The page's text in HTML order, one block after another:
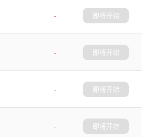
-
即将开始
-
即将开始
-
即将开始
-
即将开始